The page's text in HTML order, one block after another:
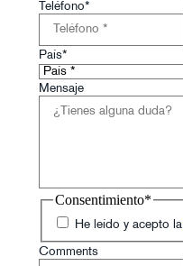
Teléfono*
País*
Mensaje
Consentimiento*
He leído y acepto la
Comments